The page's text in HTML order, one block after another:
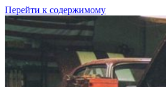
Перейти к содержимому